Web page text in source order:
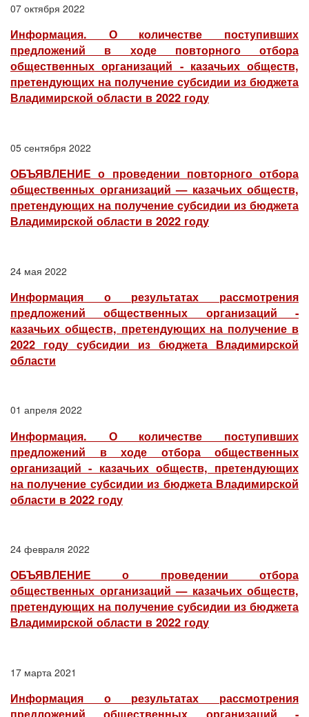
07 октября 2022
Информация. О количестве поступивших
предложений в ходе повторного отбора
общественных организаций - казачьих обществ,
претендующих на получение субсидии из бюджета
Владимирской области в 2022 году
05 сентября 2022
ОБЪЯВЛЕНИЕ о проведении повторного отбора
общественных организаций — казачьих обществ,
претендующих на получение субсидии из бюджета
Владимирской области в 2022 году
24 мая 2022
Информация о результатах рассмотрения
предложений общественных организаций -
казачьих обществ, претендующих на получение в
2022 году субсидии из бюджета Владимирской
области
01 апреля 2022
Информация. О количестве поступивших
предложений в ходе отбора общественных
организаций - казачьих обществ, претендующих
на получение субсидии из бюджета Владимирской
области в 2022 году
24 февраля 2022
ОБЪЯВЛЕНИЕ о проведении отбора
общественных организаций — казачьих обществ,
претендующих на получение субсидии из бюджета
Владимирской области в 2022 году
17 марта 2021
Информация о результатах рассмотрения